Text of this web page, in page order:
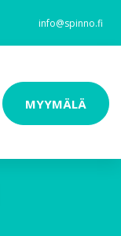
info@spinno.fi
MYYMÄLÄ